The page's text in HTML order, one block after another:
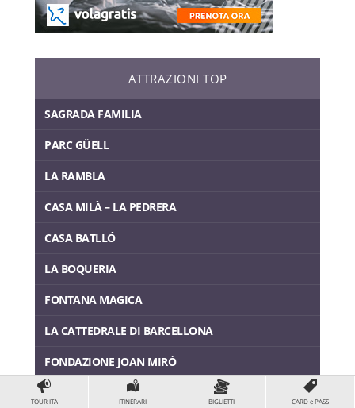
ATTRAZIONI TOP
SAGRADA FAMILIA
PARC GÜELL
LA RAMBLA
CASA MILÀ – LA PEDRERA
CASA BATLLÓ
LA BOQUERIA
FONTANA MAGICA
LA CATTEDRALE DI BARCELLONA
FONDAZIONE JOAN MIRÓ
PALAU DE LA MÚSICA CATALANA
TOUR ITA ITINERARI BIGLIETTI CARD e PASS